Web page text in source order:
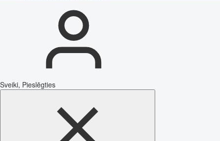
Sveiki, Pieslēgties